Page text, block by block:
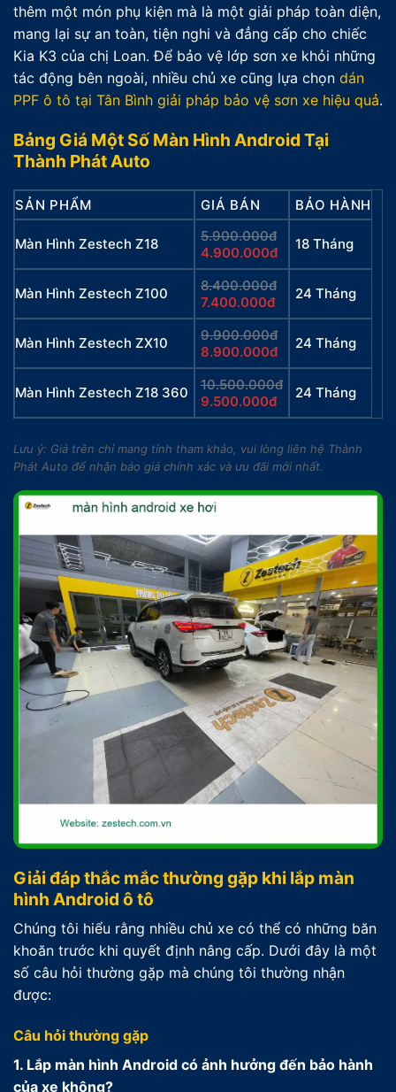
thêm một món phụ kiện mà là một giải pháp toàn diện,
mang lại sự an toàn, tiện nghi và đẳng cấp cho chiếc
Kia K3 của chị Loan. Để bảo vệ lớp sơn xe khỏi những
tác động bên ngoài, nhiều chủ xe cũng lựa chọn dán
PPF ô tô tại Tân Bình giải pháp bảo vệ sơn xe hiệu quả.
Bảng Giá Một Số Màn Hình Android Tại
Thành Phát Auto
SẢN PHẨM GIÁ BÁN BẢO HÀNH
Màn Hình Zestech Z18
5.900.000đ
4.900.000đ
18 Tháng
Màn Hình Zestech Z100
8.400.000đ
7.400.000đ
24 Tháng
Màn Hình Zestech ZX10
9.900.000đ
8.900.000đ
24 Tháng
Màn Hình Zestech Z18 360
10.500.000đ
9.500.000đ
24 Tháng
Lưu ý: Giá trên chỉ mang tính tham khảo, vui lòng liên hệ Thành
Phát Auto để nhận báo giá chính xác và ưu đãi mới nhất.
Giải đáp thắc mắc thường gặp khi lắp màn
hình Android ô tô
Chúng tôi hiểu rằng nhiều chủ xe có thể có những băn
khoăn trước khi quyết định nâng cấp. Dưới đây là một
số câu hỏi thường gặp mà chúng tôi thường nhận
được:
Câu hỏi thường gặp
1. Lắp màn hình Android có ảnh hưởng đến bảo hành
của xe không?